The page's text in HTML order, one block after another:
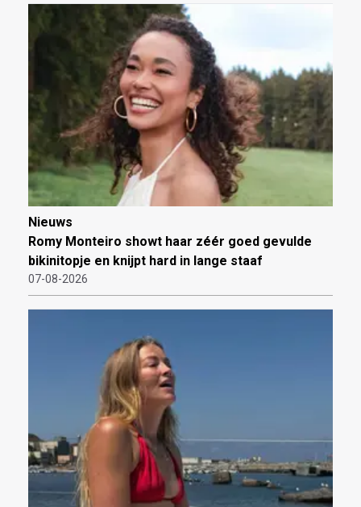
Nieuws
Romy Monteiro showt haar zéér goed gevulde
bikinitopje en knijpt hard in lange staaf
07-08-2026